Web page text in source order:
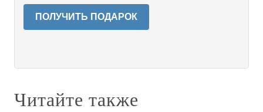
ПОЛУЧИТЬ ПОДАРОК
Читайте также